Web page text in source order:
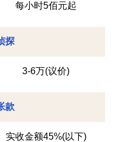
每小时5佰元起
探
3-6万(议价)
款
实收金额45%(以下)